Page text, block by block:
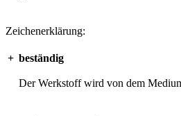
Zeichenerklärung:
+ beständig
Der Werkstoff wird von dem